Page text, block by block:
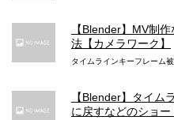
【Blender】MV制
法【カメラワーク】
タイムラインキーフレーム
【Blender】タイム
に戻すなどのショ